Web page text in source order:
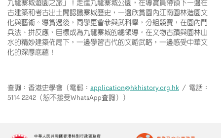
九龍寨城遊園之旅」！走進九龍寨城公園，在導賞員帶領下一邊在
古建築和考古出土間認識寨城歷史，一邊欣賞園內江南園林造園文
化與藝術。導賞過後，同學更會參與武科舉，分組競賽，在園內鬥
兵法、拼反應，目標成為九龍寨城的總領導。在文物古蹟與園林山
水的精妙建築佈局下，一邊學習古代的文韜武略，一邊感受中華文
化的深厚底蘊！
查詢：香港史學會（電郵： application@hkhistory.org.hk ／ 電話：
5114 2242（恕不接受WhatsApp査詢））